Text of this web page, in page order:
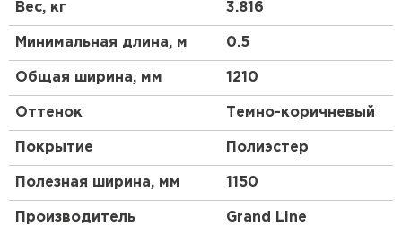
Вес, кг 3.816
Минимальная длина, м 0.5
Общая ширина, мм 1210
Оттенок Темно-коричневый
Покрытие Полиэстер
Полезная ширина, мм 1150
Производитель Grand Line